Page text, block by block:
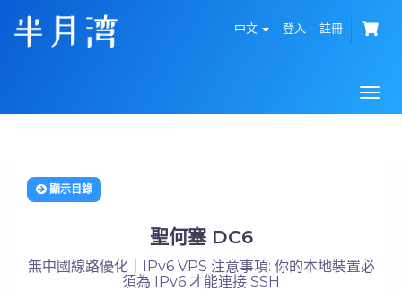
中文 登入 註冊
顯示目錄
聖何塞 DC6
無中國線路優化｜IPv6 VPS 注意事項: 你的本地裝置必
須為 IPv6 才能連接 SSH